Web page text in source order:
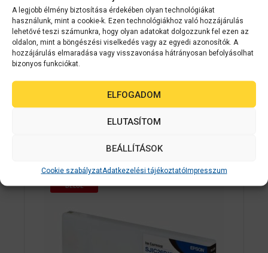
A legjobb élmény biztosítása érdekében olyan technológiákat
használunk, mint a cookie-k. Ezen technológiákhoz való hozzájárulás
lehetővé teszi számunkra, hogy olyan adatokat dolgozzunk fel ezen az
oldalon, mint a böngészési viselkedés vagy az egyedi azonosítók. A
hozzájárulás elmaradása vagy visszavonása hátrányosan befolyásolhat
bizonyos funkciókat.
ELFOGADOM
ELUTASÍTOM
BEÁLLÍTÁSOK
Cookie szabályzatAdatkezelési tájékoztatóImpresszum
Epson kellékanyag C33S020620
Epson SJIC26P(M): Ink cartridge for
ColorWorks C7500 (Magenta)
0
a
z
5
-
l
Érdeklődjön
AJÁNLATOT KÉREK
BELÜL